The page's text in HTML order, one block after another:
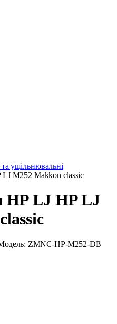
ущільнювальні
LJ М252 Makkon classic
HP LJ HP LJ
ZMNC-HP-M252-DB